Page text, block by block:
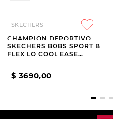
SKECHERS
CHAMPION DEPORTIVO
SKECHERS BOBS SPORT B
FLEX LO COOL EASE
$ 3690,00